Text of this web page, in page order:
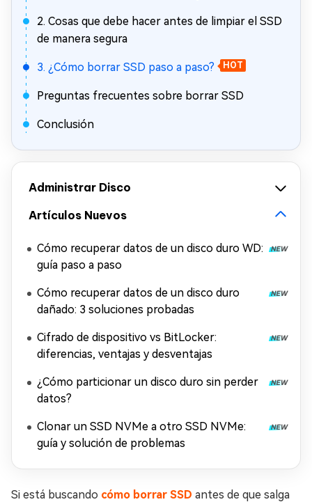
2. Cosas que debe hacer antes de limpiar el SSD
de manera segura
3. ¿Cómo borrar SSD paso a paso? HOT
Preguntas frecuentes sobre borrar SSD
Conclusión
Administrar Disco
Artículos Nuevos
Cómo recuperar datos de un disco duro WD:
guía paso a paso
Cómo recuperar datos de un disco duro
dañado: 3 soluciones probadas
Cifrado de dispositivo vs BitLocker:
diferencias, ventajas y desventajas
¿Cómo particionar un disco duro sin perder
datos?
Clonar un SSD NVMe a otro SSD NVMe:
guía y solución de problemas
Si está buscando cómo borrar SSD antes de que salga